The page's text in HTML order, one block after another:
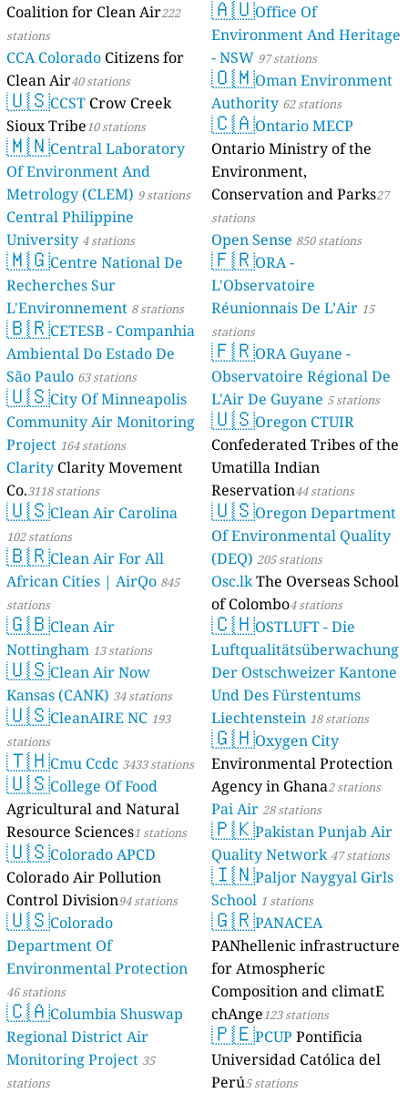
Coalition for Clean Air222
stations
CCA Colorado Citizens for
Clean Air40 stations
🇺🇸CCST Crow Creek
Sioux Tribe10 stations
🇲🇳Central Laboratory
Of Environment And
Metrology (CLEM) 9 stations
Central Philippine
University 4 stations
🇲🇬Centre National De
Recherches Sur
L'Environnement 8 stations
🇧🇷CETESB - Companhia
Ambiental Do Estado De
São Paulo 63 stations
🇺🇸City Of Minneapolis
Community Air Monitoring
Project 164 stations
Clarity Clarity Movement
Co.3118 stations
🇺🇸Clean Air Carolina
102 stations
🇧🇷Clean Air For All
African Cities | AirQo 845
stations
🇬🇧Clean Air
Nottingham 13 stations
🇺🇸Clean Air Now
Kansas (CANK) 34 stations
🇺🇸CleanAIRE NC 193
stations
🇹🇭Cmu Ccdc 3433 stations
🇺🇸College Of Food
Agricultural and Natural
Resource Sciences1 stations
🇺🇸Colorado APCD
Colorado Air Pollution
Control Division94 stations
🇺🇸Colorado
Department Of
Environmental Protection
46 stations
🇨🇦Columbia Shuswap
Regional District Air
Monitoring Project 35
stations
Mayotte 4 stations
🇦🇺Office Of
Environment And Heritage
- NSW 97 stations
🇴🇲Oman Environment
Authority 62 stations
🇨🇦Ontario MECP
Ontario Ministry of the
Environment,
Conservation and Parks27
stations
Open Sense 850 stations
🇫🇷ORA -
L'Observatoire
Réunionnais De L’Air 15
stations
🇫🇷ORA Guyane -
Observatoire Régional De
L'Air De Guyane 5 stations
🇺🇸Oregon CTUIR
Confederated Tribes of the
Umatilla Indian
Reservation44 stations
🇺🇸Oregon Department
Of Environmental Quality
(DEQ) 205 stations
Osc.lkThe Overseas School
of Colombo4 stations
🇨🇭OSTLUFT - Die
Luftqualitätsüberwachung
Der Ostschweizer Kantone
Und Des Fürstentums
Liechtenstein 18 stations
🇬🇭Oxygen City
Environmental Protection
Agency in Ghana2 stations
Pai Air 28 stations
🇵🇰Pakistan Punjab Air
Quality Network 47 stations
🇮🇳Paljor Naygyal Girls
School 1 stations
🇬🇷PANACEA
PANhellenic infrastructure
for Atmospheric
Composition and climatE
chAnge123 stations
🇵🇪PCUP Pontificia
Universidad Católica del
Perú5 stations